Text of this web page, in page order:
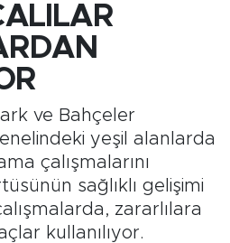
ve Bahçeler
yeşil alanlarda
çalışmalarını
sağlıklı gelişimi
zararlılara
kullanılıyor.
Haritası
ve Fikstür